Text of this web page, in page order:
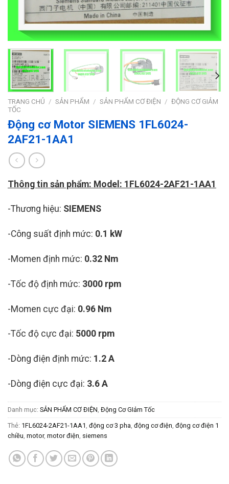
TRANG CHỦ / SẢN PHẨM / SẢN PHẨM CƠ ĐIỆN / ĐỘNG CƠ GIẢM
TỐC
Động cơ Motor SIEMENS 1FL6024-
2AF21-1AA1
Thông tin sản phẩm: Model: 1FL6024-2AF21-1AA1
-Thương hiệu: SIEMENS
-Công suất định mức: 0.1 kW
-Momen định mức: 0.32 Nm
-Tốc độ định mức: 3000 rpm
-Momen cực đại: 0.96 Nm
-Tốc độ cực đại: 5000 rpm
-Dòng điện định mức: 1.2 A
-Dòng điện cực đại: 3.6 A
Danh mục: SẢN PHẨM CƠ ĐIỆN Động Cơ GIảm Tốc
Thẻ: 1FL6024-2AF21-1AA1 động cơ 3 pha động cơ điện động cơ điện 1
chiều motor, motor điện siemens